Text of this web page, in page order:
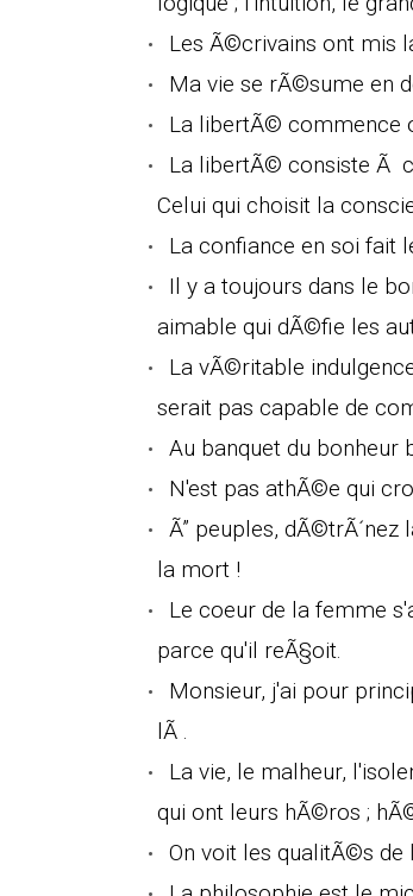
Les Ã©crivains ont mis
Ma vie se rÃ©sume en
La libertÃ© commence
La libertÃ© consiste Ã
Celui qui choisit la
La confiance en soi fait
Il y a toujours dans le
aimable qui dÃ©fie les
La vÃ©ritable
serait pas capable de
Au banquet du bonheur
N'est pas athÃ©e qui
Ã” peuples,
la mort !
Le coeur de la femme
parce qu'il reÃ§oit.
Monsieur, j'ai pour
lÃ .
La vie, le malheur,
qui ont leurs hÃ©ros ;
On voit les qualitÃ©s de